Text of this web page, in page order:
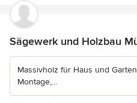
Sägewerk und Holzbau
Massivholz für Haus und
Montage,...